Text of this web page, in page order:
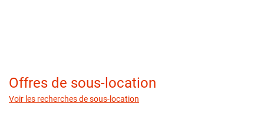
Offres de sous-location
Voir les recherches de sous-location